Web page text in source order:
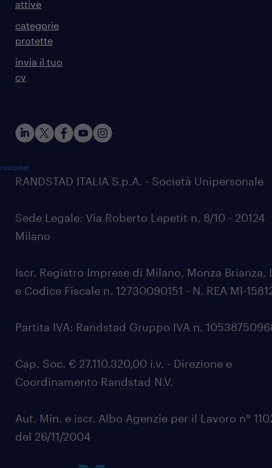
attive
categorie
protette
invia il tuo
cv
RANDSTAD ITALIA S.p.A. - Società Unipersonale
Sede Legale: Via Roberto Lepetit n. 8/10 - 20124
Milano
Iscr. Registro Imprese di Milano, Monza Brianza,
e Codice Fiscale n. 12730090151 - N. REA MI-
Partita IVA: Randstad Gruppo IVA n.
Cap. Soc. € 27.110.320,00 i.v. - Direzione e
Coordinamento Randstad N.V.
Aut. Min. e iscr. Albo Agenzie per il Lavoro n°
del 26/11/2004